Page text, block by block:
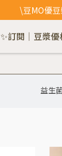
\豆MO優
✨訂閱｜豆漿
益生